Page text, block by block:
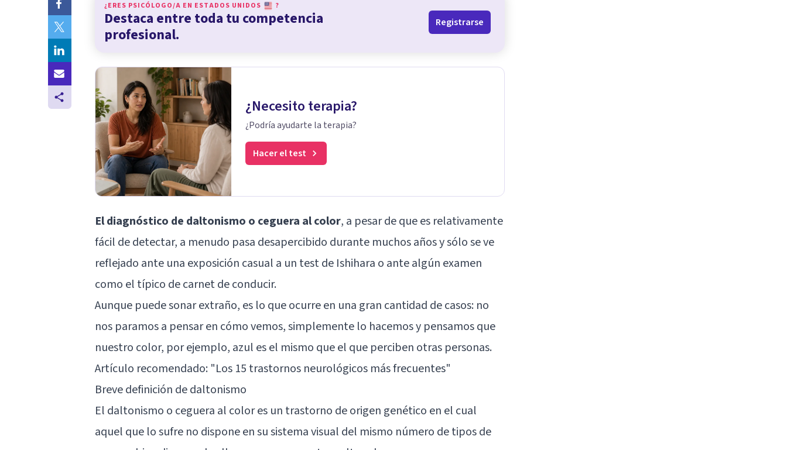
¿ERES PSICÓLOGO/A EN ESTADOS UNIDOS ?
Destaca entre toda tu competencia
profesional.
Registrarse
¿Necesito terapia?
¿Podría ayudarte la terapia?
Hacer el test
El diagnóstico de daltonismo o ceguera al color, a pesar de que es relativamente
fácil de detectar, a menudo pasa desapercibido durante muchos años y sólo se ve
reflejado ante una exposición casual a un test de Ishihara o ante algún examen
como el típico de carnet de conducir.
Aunque puede sonar extraño, es lo que ocurre en una gran cantidad de casos: no
nos paramos a pensar en cómo vemos, simplemente lo hacemos y pensamos que
nuestro color, por ejemplo, azul es el mismo que el que perciben otras personas.
Artículo recomendado: "Los 15 trastornos neurológicos más frecuentes"
Breve definición de daltonismo
El daltonismo o ceguera al color es un trastorno de origen genético en el cual
aquel que lo sufre no dispone en su sistema visual del mismo número de tipos de